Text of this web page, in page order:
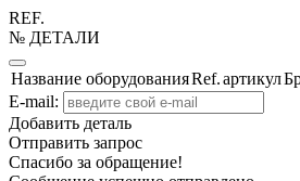
REF.
№ ДЕТАЛИ
Название оборудованияRef.артикул
E-mail:
Добавить деталь
Отправить запрос
Спасибо за обращение!